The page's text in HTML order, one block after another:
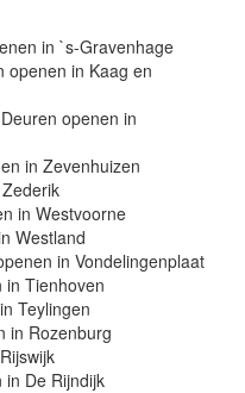
in `s-Gravenhage
openen in Kaag en
openen in
in Zevenhuizen
in Westvoorne
Westland
in Vondelingenplaat
in Tienhoven
Teylingen
in Rozenburg
in De Rijndijk